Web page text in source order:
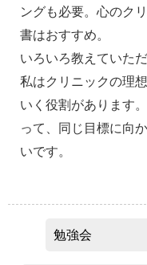
ングも必要。心のク
書はおすすめ。
いろいろ教えていただ
私はクリニックの理
いく役割があります
って、同じ目標に向
いです。
勉強会